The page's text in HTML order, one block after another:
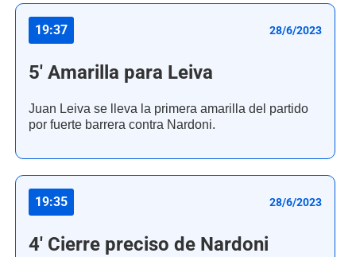
19:37 28/6/2023
5' Amarilla para Leiva
Juan Leiva se lleva la primera amarilla del partido
por fuerte barrera contra Nardoni.
19:35 28/6/2023
4' Cierre preciso de Nardoni